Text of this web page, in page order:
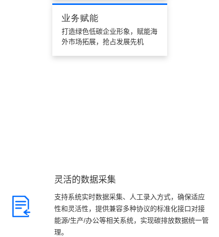
业务赋能
打造绿色低碳企业形象，赋能海
外市场拓展，抢占发展先机
灵活的数据采集
支持系统实时数据采集、人工录入方式，确保适应
性和灵活性，提供兼容多种协议的标准化接口对接
能源/生产/办公等相关系统，实现碳排放数据统一管
理。